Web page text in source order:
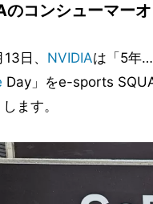
コンシューマー
日、 NVIDIAは「5年
Day」をe-sports
ます。